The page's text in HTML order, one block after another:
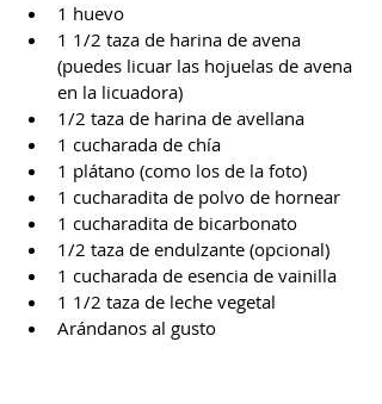
1 huevo
1 1/2 taza de harina de avena
(puedes licuar las hojuelas de avena
en la licuadora)
1/2 taza de harina de avellana
1 cucharada de chía
1 plátano (como los de la foto)
1 cucharadita de polvo de hornear
1 cucharadita de bicarbonato
1/2 taza de endulzante (opcional)
1 cucharada de esencia de vainilla
1 1/2 taza de leche vegetal
Arándanos al gusto